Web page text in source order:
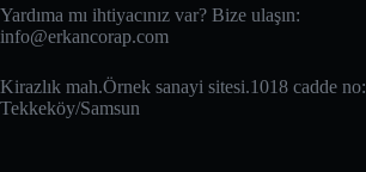
Yardıma mı ihtiyacınız var? Bize ulaşın:
info@erkancorap.com
Kirazlık mah.Örnek sanayi sitesi.1018 cadde
Tekkeköy/Samsun